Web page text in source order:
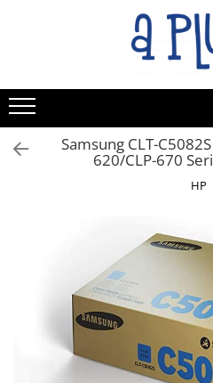
Benzi pentru etichete
Cartuse de cerneala
Cartuse toner
Colectoare toner rezidual
Samsung CLT-
620/CLP-670
HP